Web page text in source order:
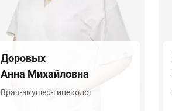
Доровых
Анна Михайловна
Врач-акушер-гинеколог